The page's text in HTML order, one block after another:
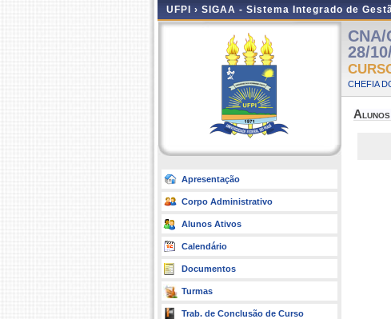
UFPI › SIGAA - Sistema Integrado de
Apresentação
Corpo Administrativo
Alunos Ativos
Calendário
Documentos
Turmas
Trab. de Conclusão de Curso
28/
CHEFIA